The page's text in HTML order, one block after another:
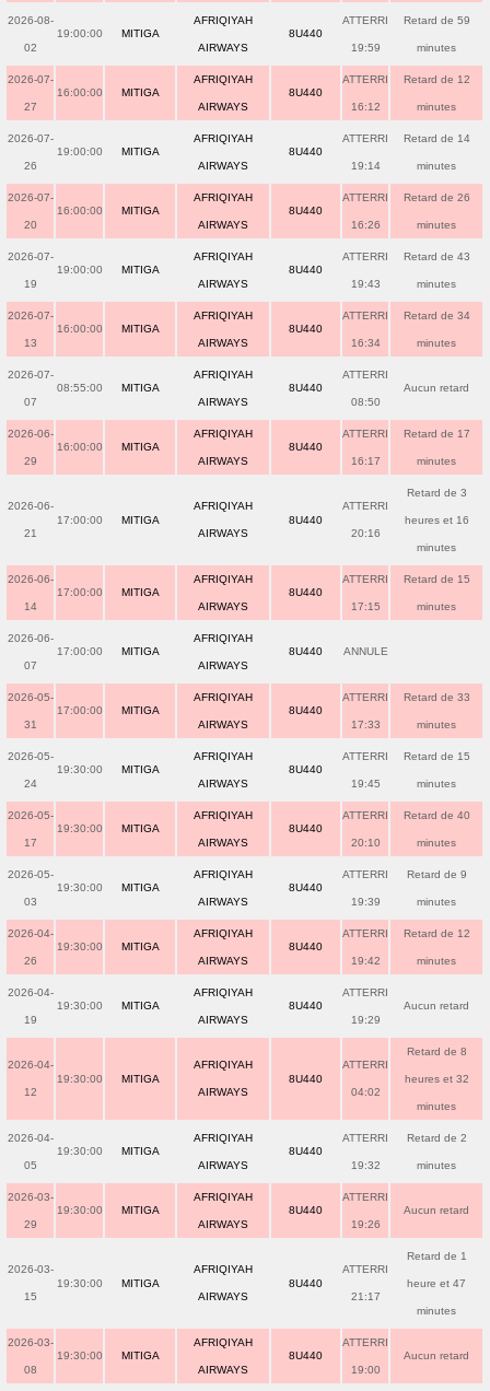
2026-08-
02
19:00:00 MITIGA
AFRIQIYAH
AIRWAYS
8U440
ATTERRI
19:59
Retard de 59
minutes
2026-07-
27
16:00:00 MITIGA
AFRIQIYAH
AIRWAYS
8U440
ATTERRI
16:12
Retard de 12
minutes
2026-07-
26
19:00:00 MITIGA
AFRIQIYAH
AIRWAYS
8U440
ATTERRI
19:14
Retard de 14
minutes
2026-07-
20
16:00:00 MITIGA
AFRIQIYAH
AIRWAYS
8U440
ATTERRI
16:26
Retard de 26
minutes
2026-07-
19
19:00:00 MITIGA
AFRIQIYAH
AIRWAYS
8U440
ATTERRI
19:43
Retard de 43
minutes
2026-07-
13
16:00:00 MITIGA
AFRIQIYAH
AIRWAYS
8U440
ATTERRI
16:34
Retard de 34
minutes
2026-07-
07
08:55:00 MITIGA
AFRIQIYAH
AIRWAYS
8U440
ATTERRI
08:50
Aucun retard
2026-06-
29
16:00:00 MITIGA
AFRIQIYAH
AIRWAYS
8U440
ATTERRI
16:17
Retard de 17
minutes
2026-06-
21
17:00:00 MITIGA
AFRIQIYAH
AIRWAYS
8U440
ATTERRI
20:16
Retard de 3
heures et 16
minutes
2026-06-
14
17:00:00 MITIGA
AFRIQIYAH
AIRWAYS
8U440
ATTERRI
17:15
Retard de 15
minutes
2026-06-
07
17:00:00 MITIGA
AFRIQIYAH
AIRWAYS
8U440 ANNULE
2026-05-
31
17:00:00 MITIGA
AFRIQIYAH
AIRWAYS
8U440
ATTERRI
17:33
Retard de 33
minutes
2026-05-
24
19:30:00 MITIGA
AFRIQIYAH
AIRWAYS
8U440
ATTERRI
19:45
Retard de 15
minutes
2026-05-
17
19:30:00 MITIGA
AFRIQIYAH
AIRWAYS
8U440
ATTERRI
20:10
Retard de 40
minutes
2026-05-
03
19:30:00 MITIGA
AFRIQIYAH
AIRWAYS
8U440
ATTERRI
19:39
Retard de 9
minutes
2026-04-
26
19:30:00 MITIGA
AFRIQIYAH
AIRWAYS
8U440
ATTERRI
19:42
Retard de 12
minutes
2026-04-
19
19:30:00 MITIGA
AFRIQIYAH
AIRWAYS
8U440
ATTERRI
19:29
Aucun retard
2026-04-
12
19:30:00 MITIGA
AFRIQIYAH
AIRWAYS
8U440
ATTERRI
04:02
Retard de 8
heures et 32
minutes
2026-04-
05
19:30:00 MITIGA
AFRIQIYAH
AIRWAYS
8U440
ATTERRI
19:32
Retard de 2
minutes
2026-03-
29
19:30:00 MITIGA
AFRIQIYAH
AIRWAYS
8U440
ATTERRI
19:26
Aucun retard
2026-03-
15
19:30:00 MITIGA
AFRIQIYAH
AIRWAYS
8U440
ATTERRI
21:17
Retard de 1
heure et 47
minutes
2026-03-
08
19:30:00 MITIGA
AFRIQIYAH
AIRWAYS
8U440
ATTERRI
19:00
Aucun retard